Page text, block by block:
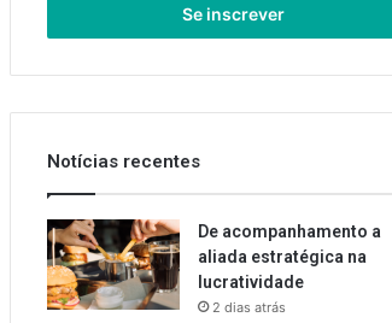
de
Notícias recentes
De acompanhamento a
aliada estratégica na
lucratividade
2 dias atrás